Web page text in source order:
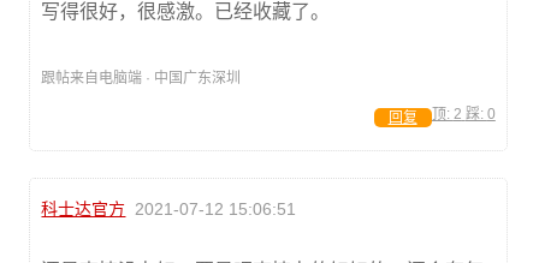
写得很好，很感激。已经收藏了。
跟帖来自电脑端 · 中国广东深圳
顶: 2 踩: 0
回复
科士达官方 2021-07-12 15:06:51